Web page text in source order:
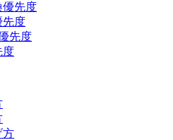
優先度
先度
先度
度
方